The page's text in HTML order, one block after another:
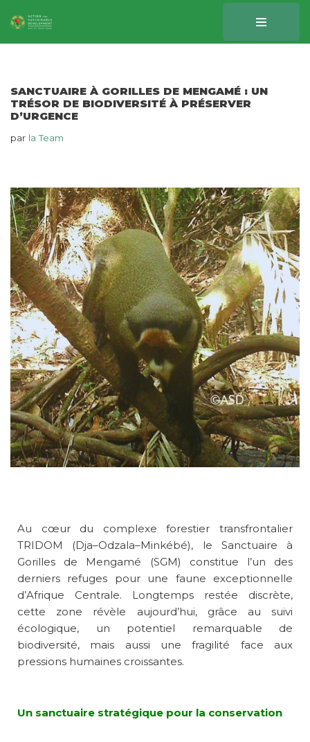
SANCTUAIRE À GORILLES DE MENGAMÉ : UN
TRÉSOR DE BIODIVERSITÉ À PRÉSERVER
D’URGENCE
par la Team
Au cœur du complexe forestier transfrontalier
TRIDOM (Dja–Odzala–Minkébé), le Sanctuaire à
Gorilles de Mengamé (SGM) constitue l’un des
derniers refuges pour une faune exceptionnelle
d’Afrique Centrale. Longtemps restée discrète,
cette zone révèle aujourd’hui, grâce au suivi
écologique, un potentiel remarquable de
biodiversité, mais aussi une fragilité face aux
pressions humaines croissantes.
Un sanctuaire stratégique pour la conservation